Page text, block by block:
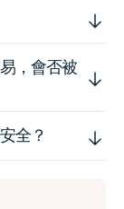
，會否被
全？